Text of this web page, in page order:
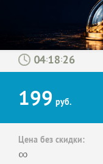
: :
199 руб.
Цена без скидки:
∞